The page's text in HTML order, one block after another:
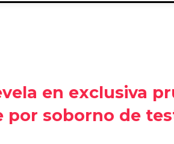
Pública
en exclusiva
por soborno de